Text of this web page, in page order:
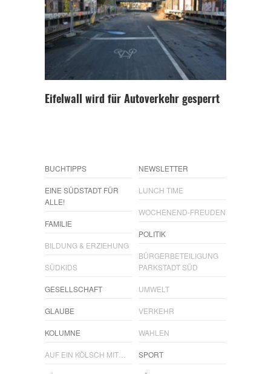
Eifelwall wird für Autoverkehr gesperrt
BUCHTIPPS
EINE SÜDSTADT FÜR
ALLE!
FAMILIE
BILDUNG & ERZIEHUNG
SÜDKIDS
GESELLSCHAFT
GLAUBE
KOLUMNE
AUF EIN KÖLSCH MIT…
NEWSLETTER
LUNCH TIME
WOCHENEND-FREUDEN
POLITIK
BÜRGERBETEILIGUNG
PARKSTADT SÜD
UMWELT
VERKEHR
WAHLEN
SPORT